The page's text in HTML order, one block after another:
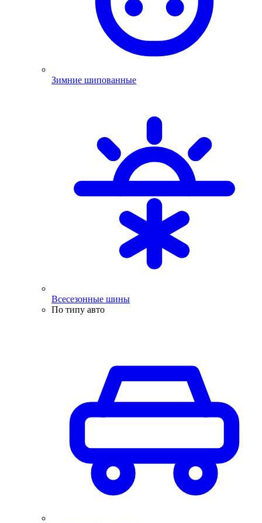
Зимние шипованные
Всесезонные шины
По типу авто